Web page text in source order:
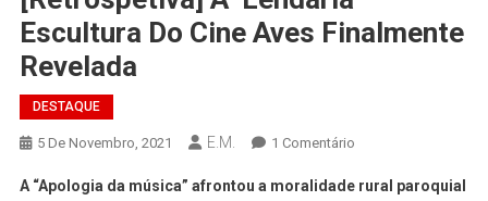
Escultura Do Cine Aves Finalmente
Revelada
DESTAQUE
5 De Novembro, 2021 E.M. 1 ComentárioEm
A
A “Apologia da música” afrontou a moralidade rural paroquial